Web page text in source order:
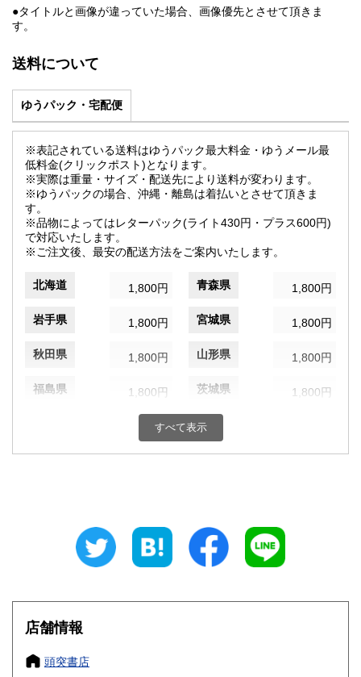
●タイトルと画像が違っていた場合、画像優先とさせて頂きま
す。
送料について
ゆうパック・宅配便
※表記されている送料はゆうパック最大料金・ゆうメール最
低料金(クリックポスト)となります。
※実際は重量・サイズ・配送先により送料が変わります。
※ゆうパックの場合、沖縄・離島は着払いとさせて頂きま
す。
※品物によってはレターパック(ライト430円・プラス600円)
で対応いたします。
※ご注文後、最安の配送方法をご案内いたします。
北海道 1,800円 青森県 1,800円
岩手県 1,800円 宮城県 1,800円
秋田県 1,800円 山形県 1,800円
福島県 1,800円 茨城県 1,800円
1,800円 群馬県
埼玉県 千葉県
1,800円 富山県
1,800円 福井県
1,800円 1,800円
岐阜県
愛知県
すべて表示
店舗情報
頭突書店